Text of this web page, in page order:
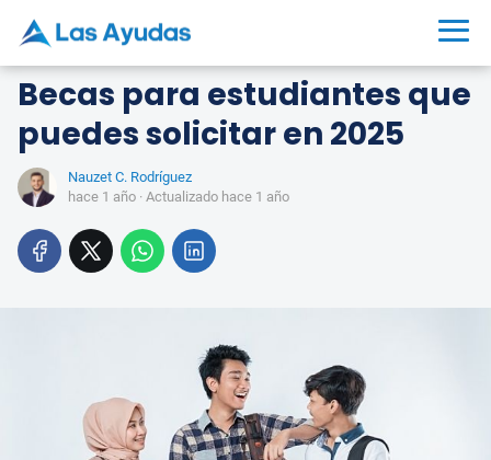
Becas para estudiantes que
puedes solicitar en 2025
Nauzet C. Rodríguez
hace 1 año · Actualizado hace 1 año